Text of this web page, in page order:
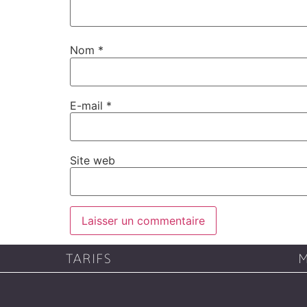
Nom *
E-mail *
Site web
TARIFS